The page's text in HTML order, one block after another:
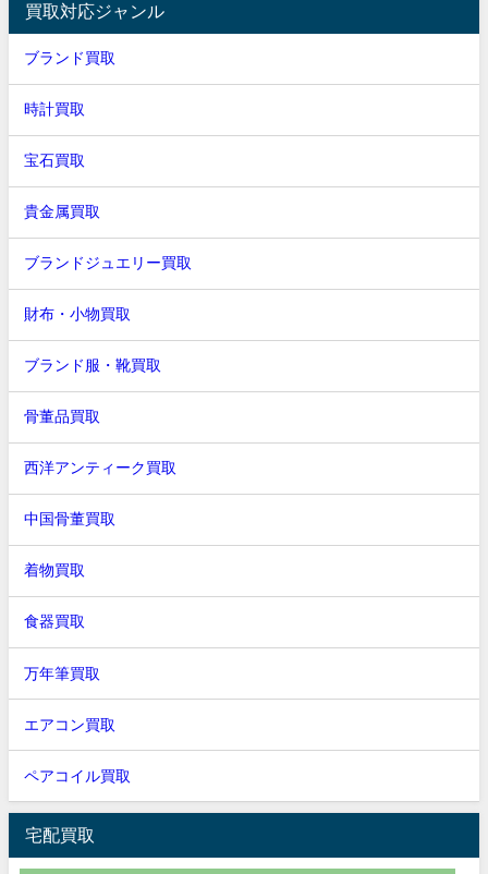
買取対応ジャンル
ブランド買取
時計買取
宝石買取
貴金属買取
ブランドジュエリー買取
財布・小物買取
ブランド服・靴買取
骨董品買取
西洋アンティーク買取
中国骨董買取
着物買取
食器買取
万年筆買取
エアコン買取
ペアコイル買取
宅配買取